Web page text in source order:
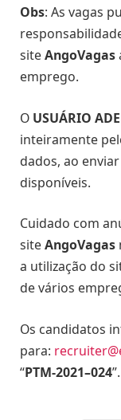
Obs: As vagas
siteAngoVagas
emprego.
O USUÁRIO
inteiramente
dados, ao
disponíveis.
Cuidado com
siteAngoVagas
a utilização do
de vários
Os candidatos
para:
“PTM-2021–024”.